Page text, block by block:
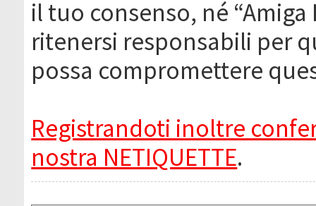
il tuo consenso, né
ritenersi responsabili per
possa compromettere
Registrandoti inoltre
nostra NETIQUETTE.